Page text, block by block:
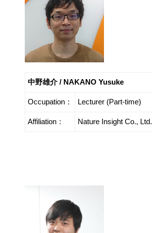
中野雄介 / NAKANO Yusuke
Occupation： Lecturer (Part-time)
Affiliation： Nature Insight Co., Ltd.